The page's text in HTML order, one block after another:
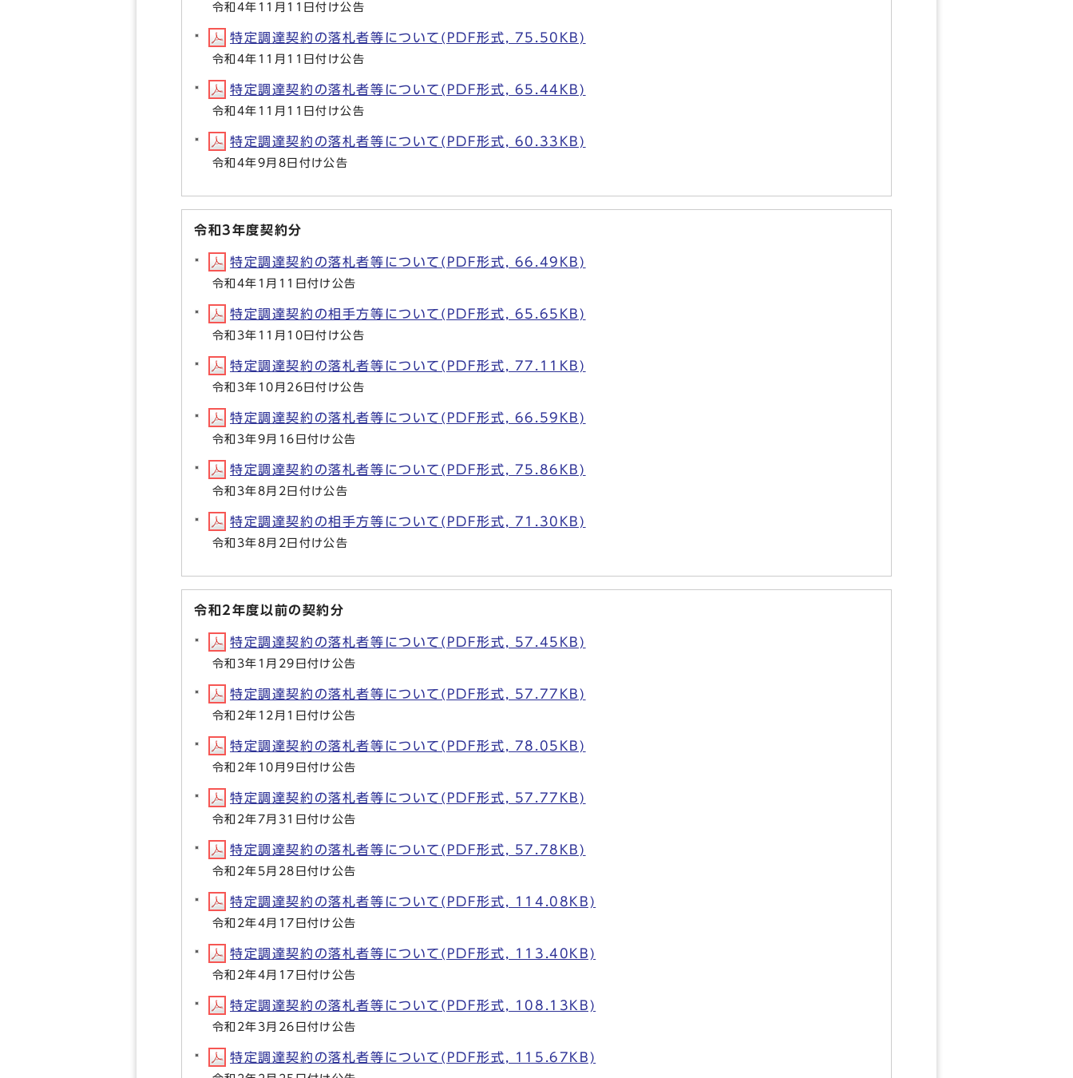
令和4年11月11日付け公告
特定調達契約の落札者等について(PDF形式, 75.50KB)
令和4年11月11日付け公告
特定調達契約の落札者等について(PDF形式, 65.44KB)
令和4年11月11日付け公告
特定調達契約の落札者等について(PDF形式, 60.33KB)
令和4年9月8日付け公告
令和3年度契約分
特定調達契約の落札者等について(PDF形式, 66.49KB)
令和4年1月11日付け公告
特定調達契約の相手方等について(PDF形式, 65.65KB)
令和3年11月10日付け公告
特定調達契約の落札者等について(PDF形式, 77.11KB)
令和3年10月26日付け公告
特定調達契約の落札者等について(PDF形式, 66.59KB)
令和3年9月16日付け公告
特定調達契約の落札者等について(PDF形式, 75.86KB)
令和3年8月2日付け公告
特定調達契約の相手方等について(PDF形式, 71.30KB)
令和3年8月2日付け公告
令和2年度以前の契約分
特定調達契約の落札者等について(PDF形式, 57.45KB)
令和3年1月29日付け公告
特定調達契約の落札者等について(PDF形式, 57.77KB)
令和2年12月1日付け公告
特定調達契約の落札者等について(PDF形式, 78.05KB)
令和2年10月9日付け公告
特定調達契約の落札者等について(PDF形式, 57.77KB)
令和2年7月31日付け公告
特定調達契約の落札者等について(PDF形式, 57.78KB)
令和2年5月28日付け公告
特定調達契約の落札者等について(PDF形式, 114.08KB)
令和2年4月17日付け公告
特定調達契約の落札者等について(PDF形式, 113.40KB)
令和2年4月17日付け公告
特定調達契約の落札者等について(PDF形式, 108.13KB)
令和2年3月26日付け公告
特定調達契約の落札者等について(PDF形式, 115.67KB)